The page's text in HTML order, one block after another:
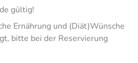
gültig!
Ernährung und (Diät)Wünsche
bitte bei der Reservierung